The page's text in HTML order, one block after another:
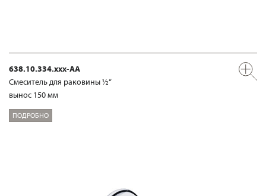
638.10.334.xxx-AA
Смеситель для раковины ½“
вынос 150 мм
ПОДРОБНО